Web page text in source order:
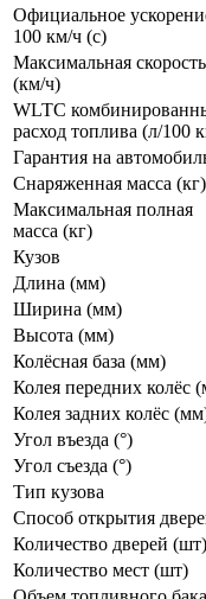
Официальное
100 км/ч (с)
Максимальная скорость
(км/ч)
WLTC
расход топлива (л/100
Гарантия на
Снаряженная масса (кг)
Максимальная полная
масса (кг)
Кузов
Длина (мм)
Ширина (мм)
Высота (мм)
Колёсная база (мм)
Колея передних колёс
Колея задних колёс
Угол въезда (°)
Угол съезда (°)
Тип кузова
Способ открытия
Количество дверей (шт)
Количество мест (шт)